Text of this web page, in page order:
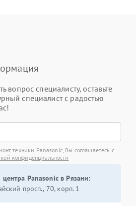
вопрос специалисту, оставьте
специалист с радостью
техники Panasonic, Вы соглашаетесь с
конфиденциальности
центра Panasonic в Рязани:
просп., 70, корп. 1